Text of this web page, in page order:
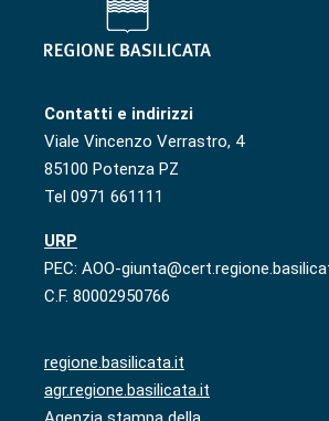
Contatti e indirizzi
Viale Vincenzo Verrastro, 4
85100 Potenza PZ
Tel 0971 661111
URP
PEC: AOO-
C.F. 80002950766
regione.basilicata.it
agr.regione.basilicata.it